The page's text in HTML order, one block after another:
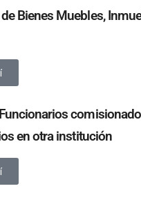
Bienes Muebles,
en otra institución